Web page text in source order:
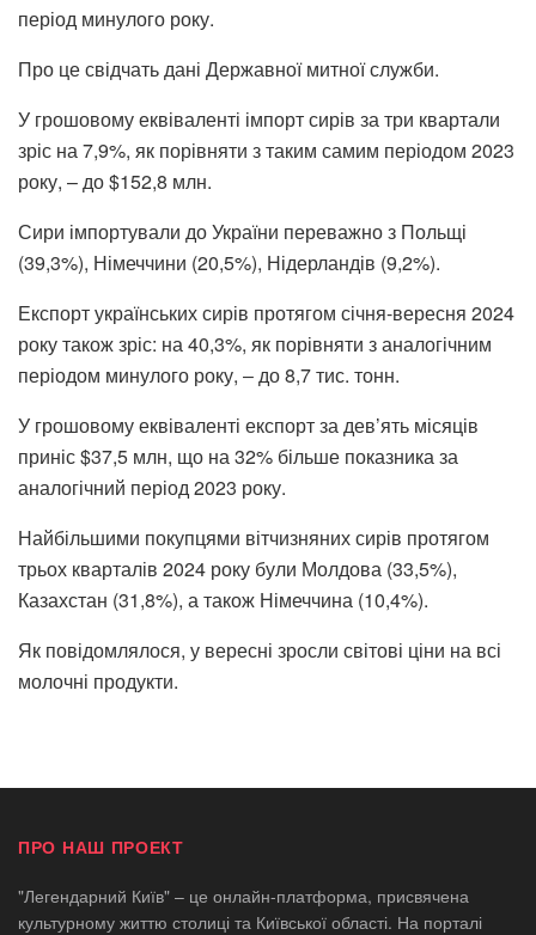
період минулого року.
Про це свідчать дані Державної митної служби.
У грошовому еквіваленті імпорт сирів за три квартали
зріс на 7,9%, як порівняти з таким самим періодом 2023
року, – до $152,8 млн.
Сири імпортували до України переважно з Польщі
(39,3%), Німеччини (20,5%), Нідерландів (9,2%).
Експорт українських сирів протягом січня-вересня 2024
року також зріс: на 40,3%, як порівняти з аналогічним
періодом минулого року, ‒ до 8,7 тис. тонн.
У грошовому еквіваленті експорт за дев’ять місяців
приніс $37,5 млн, що на 32% більше показника за
аналогічний період 2023 року.
Найбільшими покупцями вітчизняних сирів протягом
трьох кварталів 2024 року були Молдова (33,5%),
Казахстан (31,8%), а також Німеччина (10,4%).
Як повідомлялося, у вересні зросли світові ціни на всі
молочні продукти.
ПРО НАШ ПРОЕКТ
"Легендарний Київ" – це онлайн-платформа, присвячена
культурному життю столиці та Київської області. На порталі